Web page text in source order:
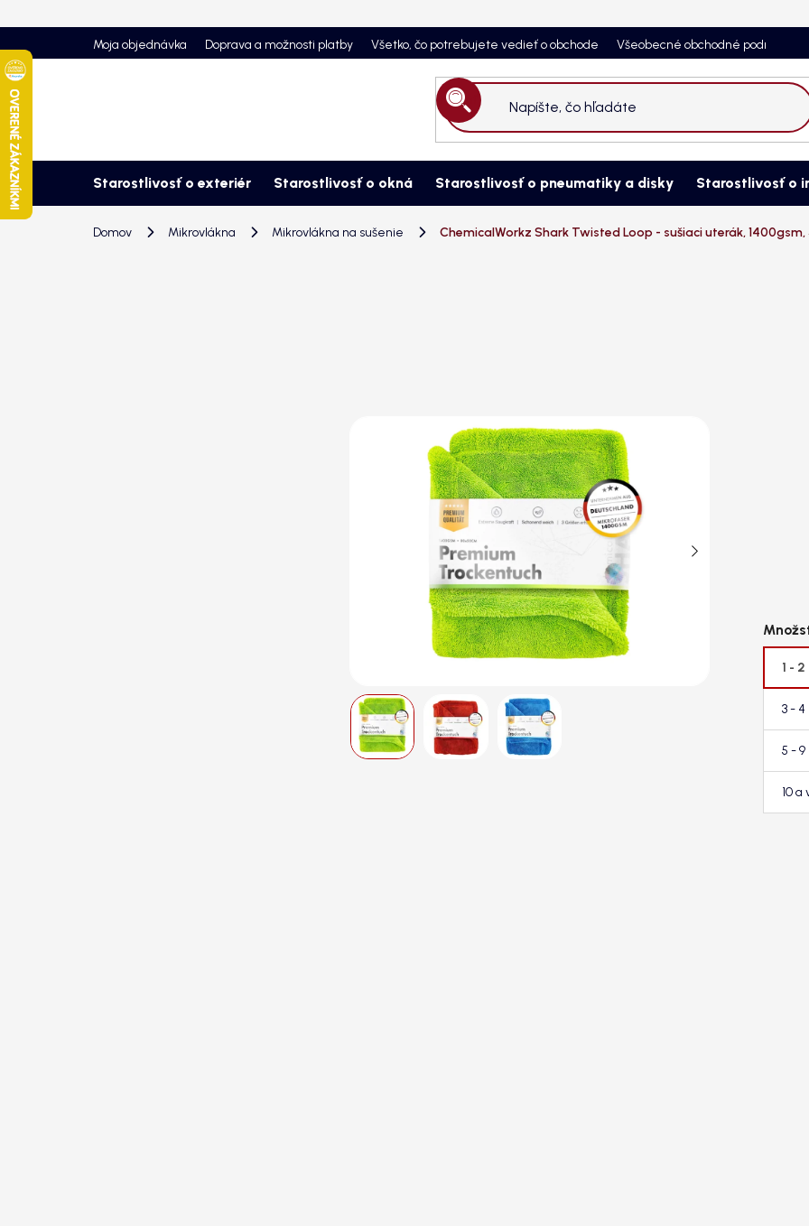
na
obsah
Moja objednávka Doprava a možnosti platby Všetko, čo potrebujete vedieť o obchode Všeobecné obchodné podmienky
Hľadať
Starostlivosť o exteriér Starostlivosť o okná Starostlivosť o pneumatiky a disky Starostlivosť o
Domov Mikrovlákna Mikrovlákna na sušenie ChemicalWorkz Shark Twisted Loop - sušiaci uterák,
1 - 2
3 - 4
5 - 9
10 a